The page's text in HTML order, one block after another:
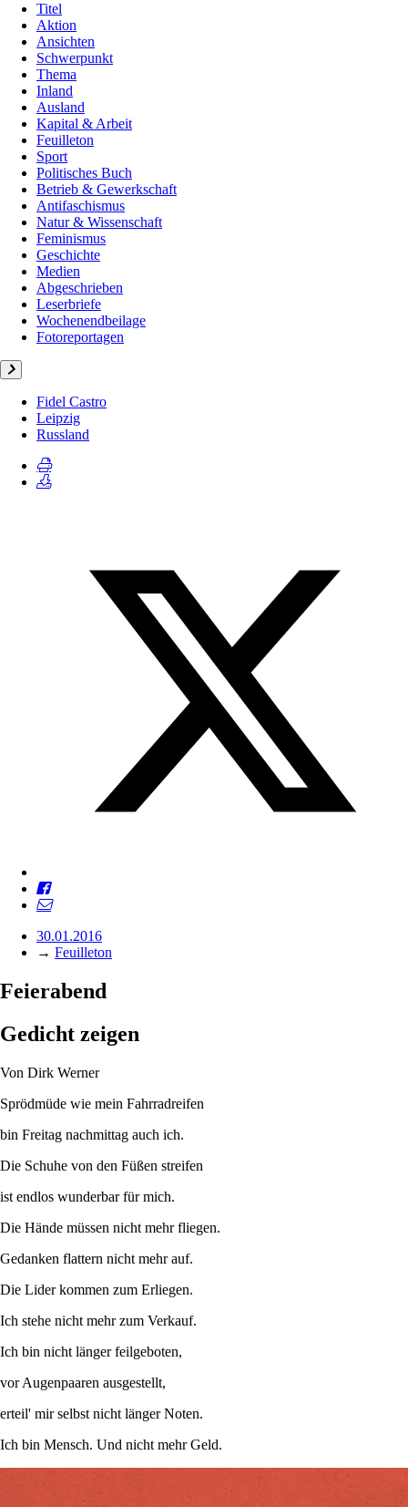
Titel
Aktion
Ansichten
Schwerpunkt
Thema
Inland
Ausland
Kapital & Arbeit
Feuilleton
Sport
Politisches Buch
Betrieb & Gewerkschaft
Antifaschismus
Natur & Wissenschaft
Feminismus
Geschichte
Medien
Abgeschrieben
Leserbriefe
Wochenendbeilage
Fotoreportagen
Fidel Castro
Leipzig
Russland
30.01.2016
→ Feuilleton
Feierabend
Gedicht zeigen
Von Dirk Werner
Sprödmüde wie mein Fahrradreifen
bin Freitag nachmittag auch ich.
Die Schuhe von den Füßen streifen
ist endlos wunderbar für mich.
Die Hände müssen nicht mehr fliegen.
Gedanken flattern nicht mehr auf.
Die Lider kommen zum Erliegen.
Ich stehe nicht mehr zum Verkauf.
Ich bin nicht länger feilgeboten,
vor Augenpaaren ausgestellt,
erteil' mir selbst nicht länger Noten.
Ich bin Mensch. Und nicht mehr Geld.